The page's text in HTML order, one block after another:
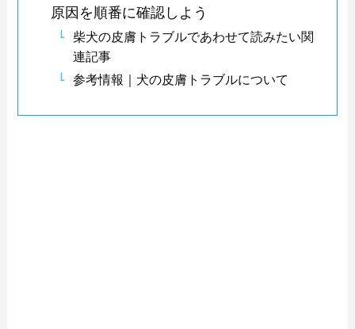
原因を順番に確認しよう
柴犬の皮膚トラブルであわせて読みたい関
連記事
参考情報｜犬の皮膚トラブルについて